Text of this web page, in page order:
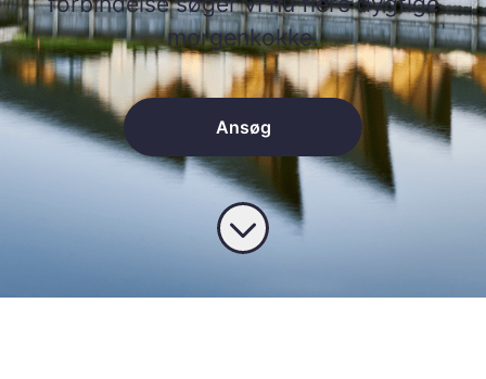
morgenkokke.
Ansøg